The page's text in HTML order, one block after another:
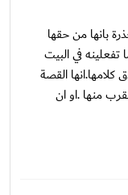
بانها من حقها
في البيت
القصة
منها .او ان